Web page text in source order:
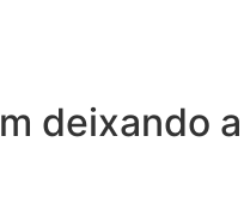
deixando